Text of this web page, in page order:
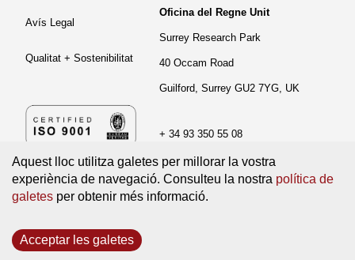
Oficina del Regne Unit
Surrey Research Park
40 Occam Road
Guilford, Surrey GU2 7YG, UK
+ 34 93 350 55 08
Avís Legal
Qualitat + Sostenibilitat
Aquest lloc utilitza galetes per millorar la vostra
experiència de navegació. Consulteu la nostra política de
galetes per obtenir més informació.
Acceptar les galetes